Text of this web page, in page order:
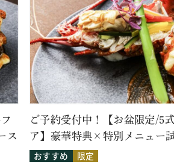
ス
ご予約受付中！【お盆限定/5
ア】豪華特典×特別メニュー
おすすめ
限定